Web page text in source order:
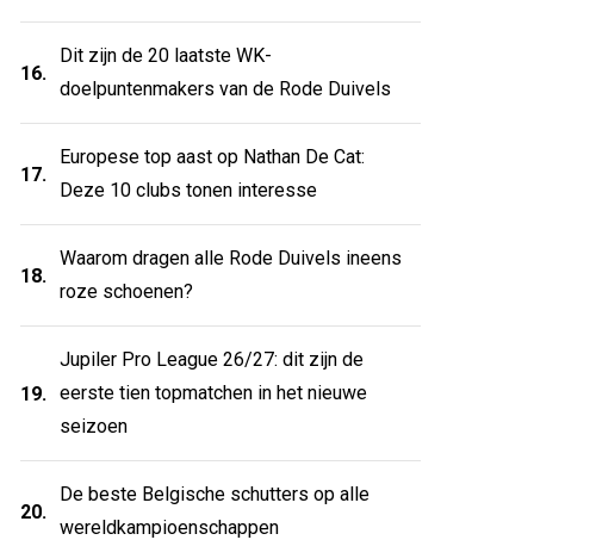
16.
Dit zijn de 20 laatste WK-
doelpuntenmakers van de Rode Duivels
17.
Europese top aast op Nathan De Cat:
Deze 10 clubs tonen interesse
18.
Waarom dragen alle Rode Duivels ineens
roze schoenen?
19.
Jupiler Pro League 26/27: dit zijn de
eerste tien topmatchen in het nieuwe
seizoen
20.
De beste Belgische schutters op alle
wereldkampioenschappen